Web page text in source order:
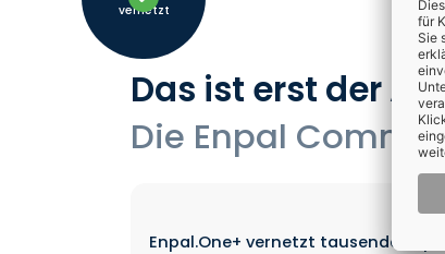
vernetzt
Das ist erst der
Die Enpal
Enpal.One+ vernetzt tausende